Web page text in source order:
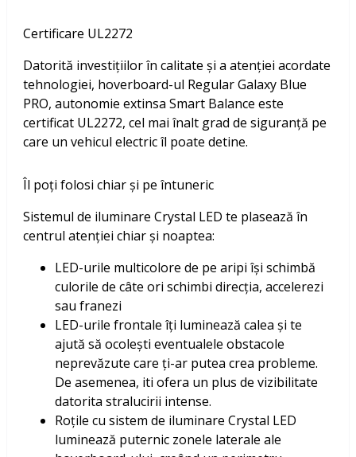
Certificare UL2272
Datorită investițiilor în calitate și a atenției acordate
tehnologiei, hoverboard-ul Regular Galaxy Blue
PRO, autonomie extinsa Smart Balance este
certificat UL2272, cel mai înalt grad de siguranță pe
care un vehicul electric îl poate detine.
Îl poți folosi chiar și pe întuneric
Sistemul de iluminare Crystal LED te plasează în
centrul atenției chiar și noaptea:
LED-urile multicolore de pe aripi își schimbă
culorile de câte ori schimbi direcția, accelerezi
sau franezi
LED-urile frontale îți luminează calea și te
ajută să ocolești eventualele obstacole
neprevăzute care ți-ar putea crea probleme.
De asemenea, iti ofera un plus de vizibilitate
datorita stralucirii intense.
Roțile cu sistem de iluminare Crystal LED
luminează puternic zonele laterale ale